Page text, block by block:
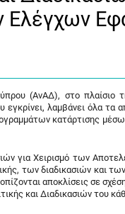
(ΑνΑΔ), στο πλαίσιο
εγκρίνει, λαμβάνει όλα
κατάρτισης
για Χειρισμό των
των διαδικασιών και
αποκλίσεις σε
και Διαδικασιών του